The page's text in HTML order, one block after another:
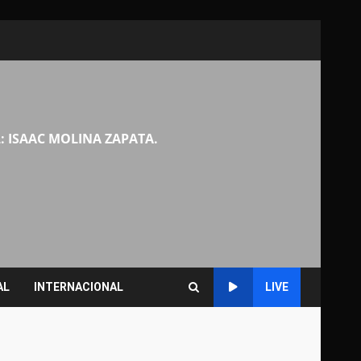
ISAAC MOLINA ZAPATA.
INTERNACIONAL LIVE